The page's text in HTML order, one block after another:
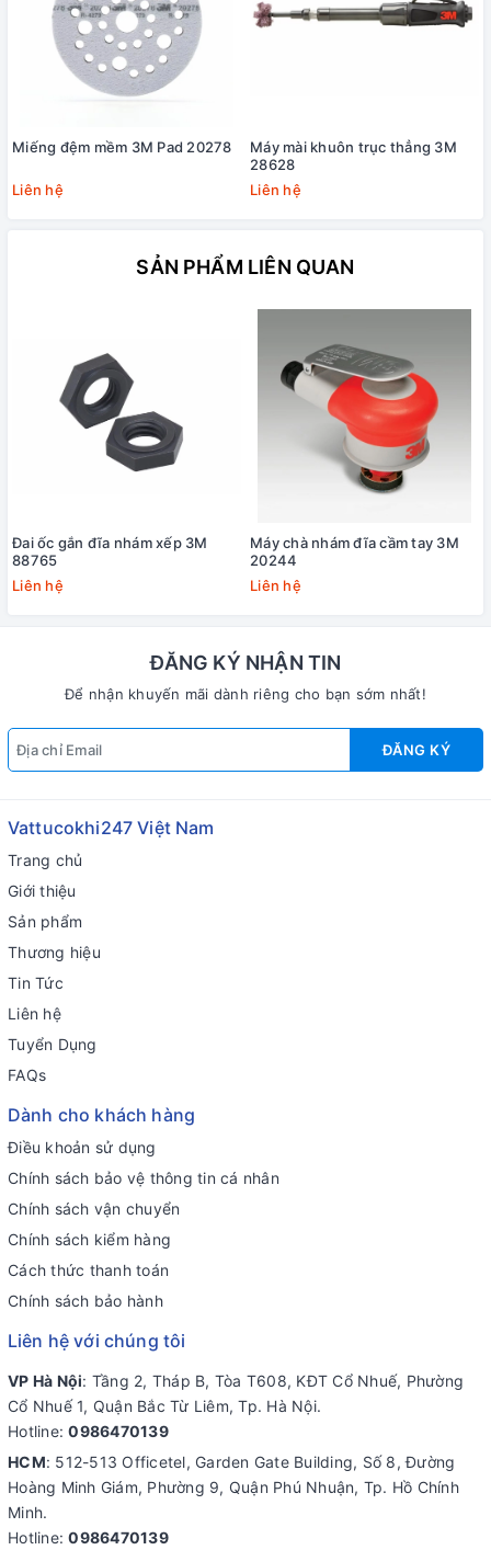
Miếng đệm mềm 3M Pad 20278
Liên hệ
Máy mài khuôn trục thẳng 3M
28628
Liên hệ
SẢN PHẨM LIÊN QUAN
Đai ốc gắn đĩa nhám xếp 3M
88765
Liên hệ
Máy chà nhám đĩa cầm tay 3M
20244
Liên hệ
ĐĂNG KÝ NHẬN TIN
Để nhận khuyến mãi dành riêng cho bạn sớm nhất!
ĐĂNG KÝ
Vattucokhi247 Việt Nam
Trang chủ
Giới thiệu
Sản phẩm
Thương hiệu
Tin Tức
Liên hệ
Tuyển Dụng
FAQs
Dành cho khách hàng
Điều khoản sử dụng
Chính sách bảo vệ thông tin cá nhân
Chính sách vận chuyển
Chính sách kiểm hàng
Cách thức thanh toán
Chính sách bảo hành
Liên hệ với chúng tôi
VP Hà Nội: Tầng 2, Tháp B, Tòa T608, KĐT Cổ Nhuế, Phường
Cổ Nhuế 1, Quận Bắc Từ Liêm, Tp. Hà Nội.
Hotline:0986470139
HCM: 512-513 Officetel, Garden Gate Building, Số 8, Đường
Hoàng Minh Giám, Phường 9, Quận Phú Nhuận, Tp. Hồ Chính
Minh.
Hotline:0986470139